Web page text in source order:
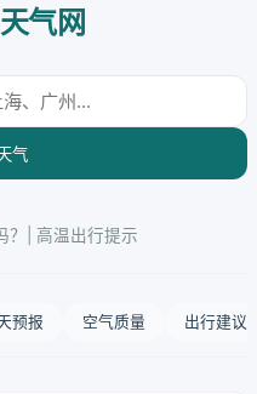
气网
气
？| 高温出行提示
预报 空气质量 出行建议